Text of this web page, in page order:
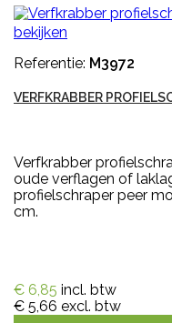
bekijken
Referentie: M3972
VERFKRABBER
Verfkrabber
oude verflagen of
profielschraper peer
cm.
€ 6,85 incl. btw
€ 5,66 excl. btw